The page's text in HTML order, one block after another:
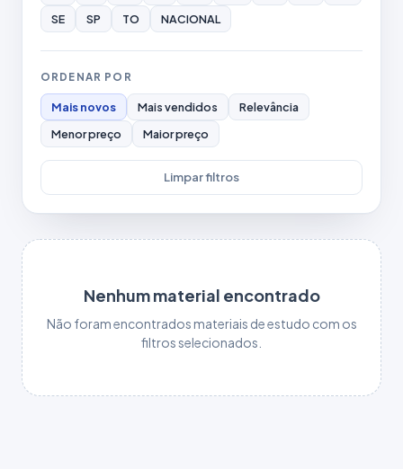
SE
SP TO NACIONAL
ORDENAR POR
Mais novos Mais vendidos
Relevância
Menor preço
Maior preço
Limpar filtros
Nenhum material encontrado
Não foram encontrados materiais de estudo com os
filtros selecionados.